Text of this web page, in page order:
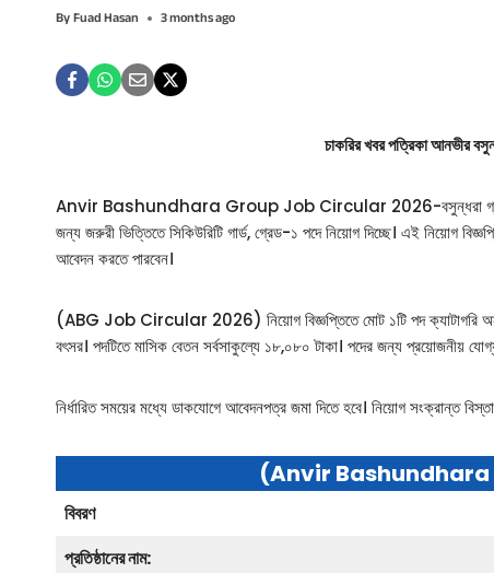
ByFuad Hasan 3 months ago
চাকরির খবর পত্রিকা আনভীর
Anvir Bashundhara Group Job Circular 2026-বসুন্ধরা গ্রুপ নিয়োগ
জন্য জরুরী ভিত্তিতে সিকিউরিটি গার্ড, গ্রেড-১ পদে নিয়োগ দিচ্ছে। এই নিয়োগ
আবেদন করতে পারবেন।
(ABG Job Circular 2026) নিয়োগ বিজ্ঞপ্তিতে মোট ১টি পদ ক্যাটাগরি
বৎসর। পদটিতে মাসিক বেতন সর্বসাকুল্যে ১৮,০৮০ টাকা। পদের জন্য প্রয়োজনীয়
নির্ধারিত সময়ের মধ্যে ডাকযোগে আবেদনপত্র জমা দিতে হবে। নিয়োগ সংক্রান্ত
(Anvir
বিবরণ
প্রতিষ্ঠানের নাম: